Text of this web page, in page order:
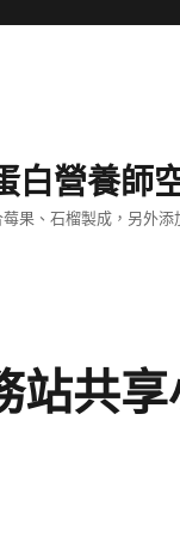
白營養師
果、石榴製成，另外
站共